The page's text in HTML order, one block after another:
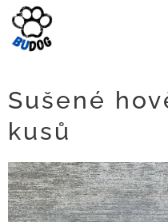
Sušené
kusů